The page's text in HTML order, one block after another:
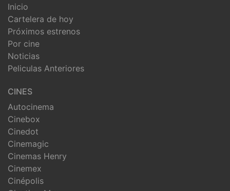
Inicio
Cartelera de hoy
Próximos estrenos
Por cine
Noticias
Peliculas Anteriores
CINES
Autocinema
Cinebox
Cinedot
Cinemagic
Cinemas Henry
Cinemex
Cinépolis